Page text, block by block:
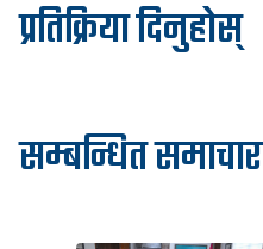
प्रतिक्रिया दिनुहोस्
सम्बन्धित समाचार